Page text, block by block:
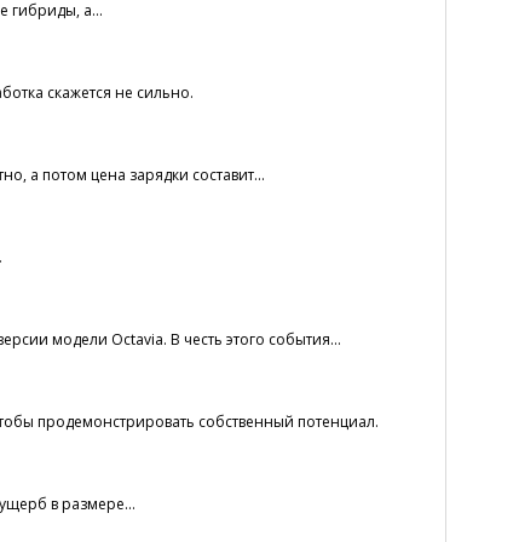
гибриды, а...
скажется не сильно.
а потом цена зарядки составит...
модели Octavia. В честь этого события...
продемонстрировать собственный потенциал.
в размере...